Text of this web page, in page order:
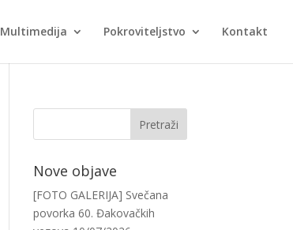
Multimedija Pokroviteljstvo Kontakt
Nove objave
[FOTO GALERIJA] Svečana
povorka 60. Đakovačkih